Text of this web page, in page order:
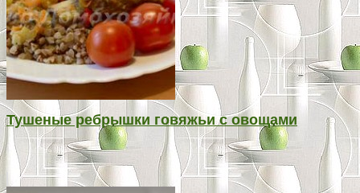
Тушеные ребрышки говяжьи с овощами